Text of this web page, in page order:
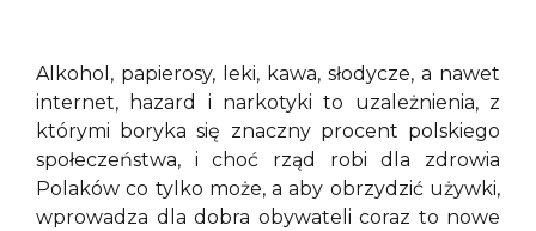
Alkohol, papierosy, leki, kawa, słodycze, a nawet
internet, hazard i narkotyki to uzależnienia, z
którymi boryka się znaczny procent polskiego
społeczeństwa, i choć rząd robi dla zdrowia
Polaków co tylko może, a aby obrzydzić używki,
wprowadza dla dobra obywateli coraz to nowe